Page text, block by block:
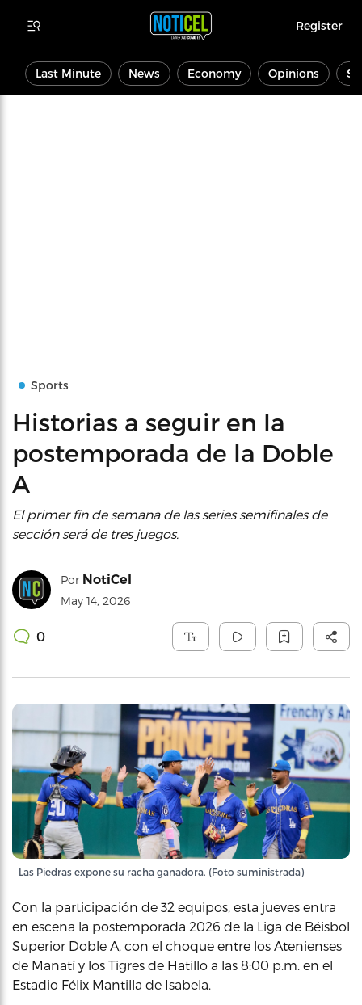
Register
Last Minute News Economy Opinions
Sports
Historias a seguir en la
postemporada de la Doble
A
El primer fin de semana de las series semifinales de
sección será de tres juegos.
Por NotiCel
May 14, 2026
0
Las Piedras expone su racha ganadora. (Foto suministrada)
Con la participación de 32 equipos, esta jueves entra
en escena la postemporada 2026 de la Liga de Béisbol
Superior Doble A, con el choque entre los Atenienses
de Manatí y los Tigres de Hatillo a las 8:00 p.m. en el
Estadio Félix Mantilla de Isabela.